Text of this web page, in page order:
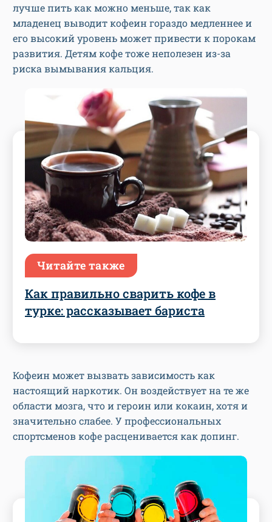
лучше пить как можно меньше, так как
младенец выводит кофеин гораздо медленнее и
его высокий уровень может привести к порокам
развития. Детям кофе тоже неполезен из-за
риска вымывания кальция.
Читайте также
Как правильно сварить кофе в
турке: рассказывает бариста
Кофеин может вызвать зависимость как
настоящий наркотик. Он воздействует на те же
области мозга, что и героин или кокаин, хотя и
значительно слабее. У профессиональных
спортсменов кофе расценивается как допинг.